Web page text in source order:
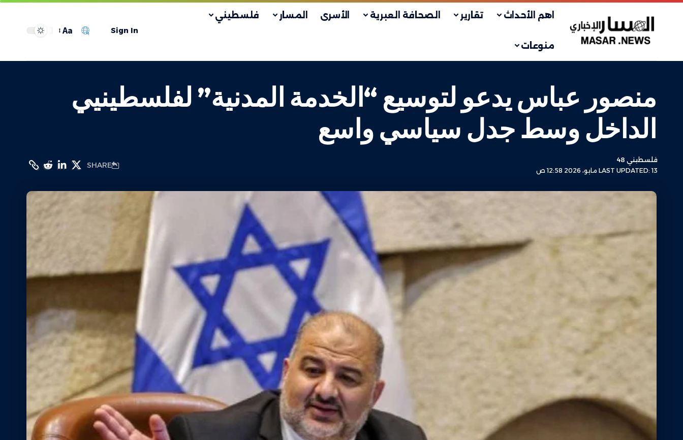
اهم الأحداث تقارير الصحافة العبرية الأسرى المسار فلسطيني
منوعات
Sign In
Aa
منصور عباس يدعو لتوسيع “الخدمة المدنية” لفلسطينيي
الداخل وسط جدل سياسي واسع
LAST UPDATED: 13 مايو، 2026 12:58 ص
فلسطيني 48
SHARE